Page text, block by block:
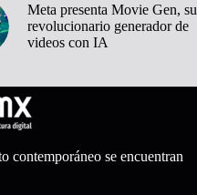
Meta presenta Movie Gen, su
revolucionario generador de
videos con IA
contemporáneo se encuentran